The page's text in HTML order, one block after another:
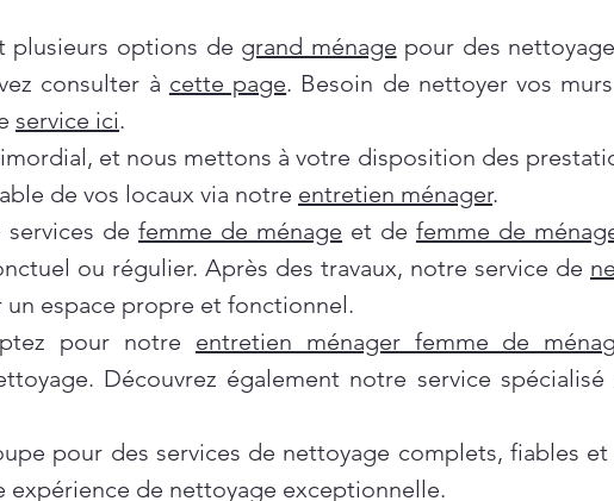
plusieurs options de grand ménage pour des
consulter à cette page. Besoin de nettoyer vos
service ici.
et nous mettons à votre disposition des
de vos locaux via notre entretien ménager.
de femme de ménage et de femme de
ou régulier. Après des travaux, notre service de
espace propre et fonctionnel.
pour notre entretien ménager femme de
Découvrez également notre service spécialisé
pour des services de nettoyage complets, fiables et
expérience de nettoyage exceptionnelle.